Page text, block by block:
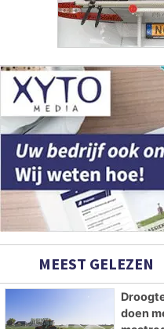
MEEST GELEZEN
doen